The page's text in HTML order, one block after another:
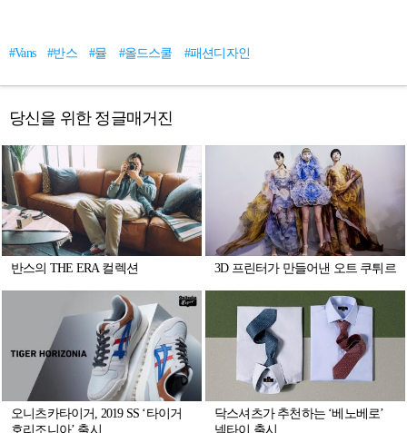
#Vans #반스 #뮬 #올드스쿨 #패션디자인
당신을 위한 정글매거진
반스의 THE ERA 컬렉션 3D 프린터가 만들어낸 오트 쿠튀르
오니츠카타이거, 2019 SS ‘타이거
호리조니아’ 출시
닥스셔츠가 추천하는 ‘베노베로’
넥타이 출시